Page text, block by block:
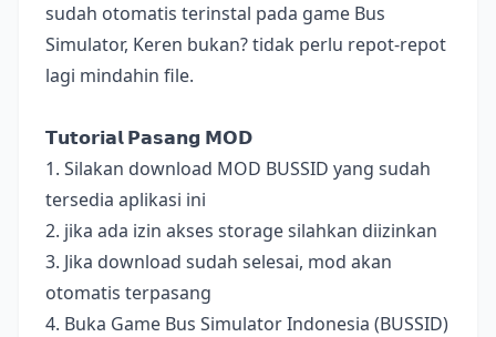
sudah otomatis terinstal pada game Bus
Simulator, Keren bukan? tidak perlu repot-repot
lagi mindahin file.
𝗧𝘂𝘁𝗼𝗿𝗶𝗮𝗹 𝗣𝗮𝘀𝗮𝗻𝗴 𝗠𝗢𝗗
1. Silakan download MOD BUSSID yang sudah
tersedia aplikasi ini
2. jika ada izin akses storage silahkan diizinkan
3. Jika download sudah selesai, mod akan
otomatis terpasang
4. Buka Game Bus Simulator Indonesia (BUSSID)